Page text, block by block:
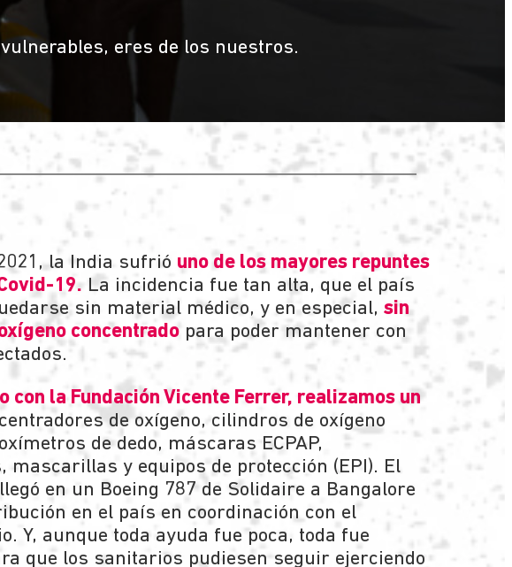
eres de los nuestros.
la India sufrió uno de los mayores repuntes
19. La incidencia fue tan alta, que el país
sin material médico, y en especial,sin
concentrado para poder mantener con
con la Fundación Vicente Ferrer, realizamos un
de oxígeno, cilindros de oxígeno
de dedo, máscaras ECPAP,
mascarillas y equipos de protección (EPI). El
en un Boeing 787 de Solidaire a Bangalore
en el país en coordinación con el
Y, aunque toda ayuda fue poca, toda fue
que los sanitarios pudiesen seguir ejerciendo